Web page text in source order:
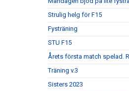
Strulig helg för F15
Fysträning
STU F15
Årets första match spelad.
Träning v.3
Sisters 2023